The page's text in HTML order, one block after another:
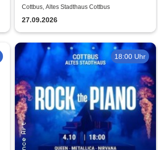
Pfeffermühle
Cottbus, Altes Stadthaus Cottbus
27.09.2026
18:00 Uhr